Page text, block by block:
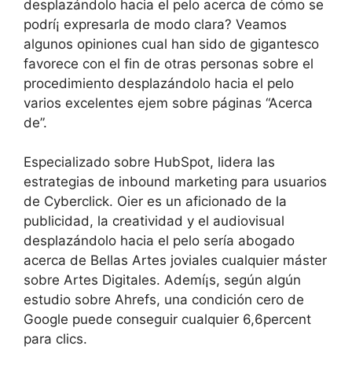
desplazándolo hacia el pelo acerca de cómo se
podrí¡ expresarla de modo clara? Veamos
algunos opiniones cual han sido de gigantesco
favorece con el fin de otras personas sobre el
procedimiento desplazándolo hacia el pelo
varios excelentes ejem sobre páginas “Acerca
de”.
Especializado sobre HubSpot, lidera las
estrategias de inbound marketing para usuarios
de Cyberclick. Oier es un aficionado de la
publicidad, la creatividad y el audiovisual
desplazándolo hacia el pelo serí­a abogado
acerca de Bellas Artes joviales cualquier máster
sobre Artes Digitales. Ademí¡s, según algún
estudio sobre Ahrefs, una condición cero de
Google puede conseguir cualquier 6,6percent
para clics.